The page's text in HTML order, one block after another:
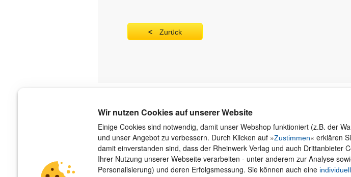
Wir nutzen Cookies auf unserer Website
Einige Cookies sind notwendig, damit unser Webshop funktioniert (z.B. der
und unser Angebot zu verbessern. Durch Klicken auf »Zustimmen« erklären
damit einverstanden sind, dass der Rheinwerk Verlag und auch Drittanbieter
Ihrer Nutzung unserer Webseite verarbeiten - unter anderem zur Analyse
Personalisierung) und deren Erfolgsmessung. Sie können auch eine
Zurück
Über uns
Der Verlag
Das Team
Unsere Autorinnen und Autoren
Jobs
Barrierefreiheit
Kontakt
Newsletter
Für Unternehmen
Presseservice
Dozentenservice
Produktfeedback